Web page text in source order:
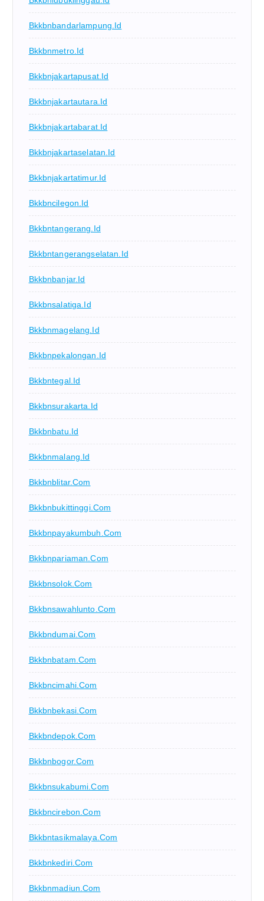
Bkkbnbandarlampung.id
Bkkbnmetro.id
Bkkbnjakartapusat.id
Bkkbnjakartautara.id
Bkkbnjakartabarat.id
Bkkbnjakartaselatan.id
Bkkbnjakartatimur.id
Bkkbncilegon.id
Bkkbntangerang.id
Bkkbntangerangselatan.id
Bkkbnbanjar.id
Bkkbnsalatiga.id
Bkkbnmagelang.id
Bkkbnpekalongan.id
Bkkbntegal.id
Bkkbnsurakarta.id
Bkkbnbatu.id
Bkkbnmalang.id
Bkkbnblitar.com
Bkkbnbukittinggi.com
Bkkbnpayakumbuh.com
Bkkbnpariaman.com
Bkkbnsolok.com
Bkkbnsawahlunto.com
Bkkbndumai.com
Bkkbnbatam.com
Bkkbncimahi.com
Bkkbnbekasi.com
Bkkbndepok.com
Bkkbnbogor.com
Bkkbnsukabumi.com
Bkkbncirebon.com
Bkkbntasikmalaya.com
Bkkbnkediri.com
Bkkbnmadiun.com